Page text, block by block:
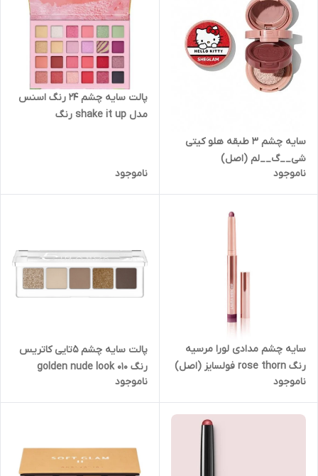
سایه چشم ۳ طبقه هلو کیتی
شی__گ__لم (اصل)
ناموجود
پالت سایه چشم ۲۴ رنگ اسنس
مدل shake it up رنگ
ناموجود
سایه چشم مدادی لورا مرسیه
رنگ rose thorn فولسایز (اصل)
ناموجود
پالت سایه چشم ۵تایی کاتریس
رنگ ۰۱۰ golden nude look
(اصل)
ناموجود